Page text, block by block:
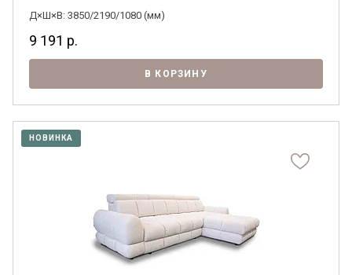
Д×Ш×В: 3850/2190/1080 (мм)
9 191 р.
В КОРЗИНУ
НОВИНКА